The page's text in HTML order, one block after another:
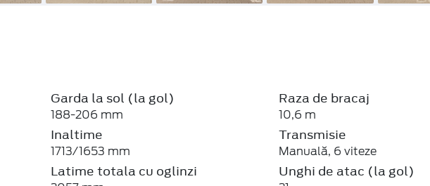
Garda la sol (la gol)
188-206 mm
Inaltime
1713/1653 mm
Latime totala cu oglinzi
Raza de bracaj
10,6 m
Transmisie
Manuală, 6 viteze
Unghi de atac (la gol)